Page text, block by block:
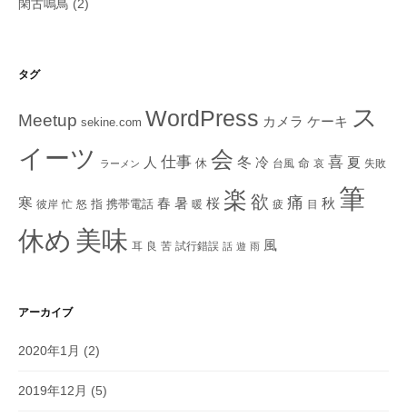
閑古鳴鳥 (2)
タグ
Meetup sekine.com WordPress カメラ ケーキ ス
イーツ
ラーメン 人 仕事 休 会 冬 冷 台風 命 哀 喜 夏 失敗
寒 彼岸 忙 怒 指 携帯電話 春 暑 暖 桜 楽 欲 疲 痛 目 秋 筆
休め 美味 耳 良 苦 試行錯誤 話 遊 雨 風
アーカイブ
2020年1月 (2)
2019年12月 (5)